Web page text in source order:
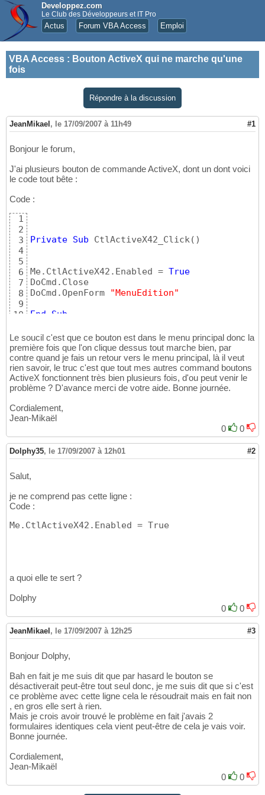
Developpez.com
Le Club des Développeurs et IT Pro
Actus Forum VBA Access Emploi
VBA Access : Bouton ActiveX qui ne marche qu'une
fois
Répondre à la discussion
JeanMikael , le 17/09/2007 à 11h49 #1
Bonjour le forum,
J'ai plusieurs bouton de commande ActiveX, dont un dont voici
le code tout bête :
Code :
1
2
3
4
5
6
7
8
9
10
Private Sub CtlActiveX42_Click( )
Me.CtlActiveX42.Enabled = True
DoCmd.Close
DoCmd.OpenForm
"MenuEdition"
End
Sub
Le soucil c'est que ce bouton est dans le menu principal donc la
première fois que l'on clique dessus tout marche bien, par
contre quand je fais un retour vers le menu principal, là il veut
rien savoir, le truc c'est que tout mes autres command boutons
ActiveX fonctionnent très bien plusieurs fois, d'ou peut venir le
problème ? D'avance merci de votre aide. Bonne journée.
Cordialement,
Jean-Mikaël
0
0
Dolphy35, le 17/09/2007 à 12h01 #2
Salut,
je ne comprend pas cette ligne :
Code :
Me.CtlActiveX42.Enabled = True
a quoi elle te sert ?
Dolphy
0
0
JeanMikael , le 17/09/2007 à 12h25 #3
Bonjour Dolphy,
Bah en fait je me suis dit que par hasard le bouton se
désactiverait peut-être tout seul donc, je me suis dit que si c'est
ce problème avec cette ligne cela le résoudrait mais en fait non
, en gros elle sert à rien.
Mais je crois avoir trouvé le problème en fait j'avais 2
formulaires identiques cela vient peut-être de cela je vais voir.
Bonne journée.
Cordialement,
Jean-Mikaël
0
0